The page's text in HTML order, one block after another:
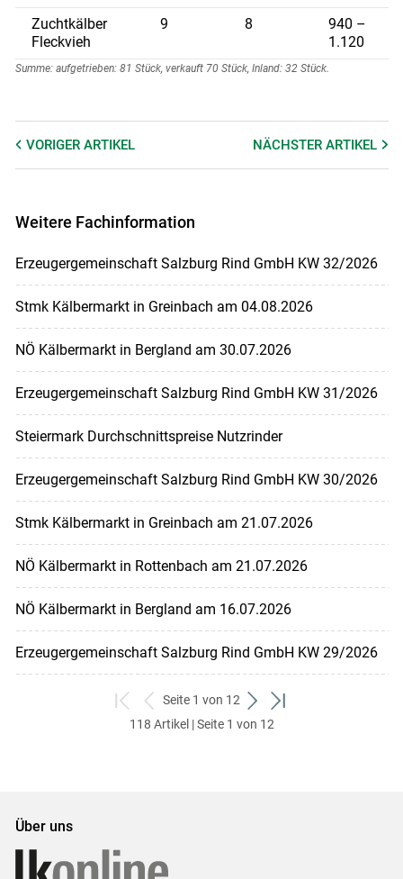
Zuchtkälber
Fleckvieh
9 8
940 –
1.120
Summe: aufgetrieben: 81 Stück, verkauft 70 Stück, Inland: 32 Stück.
VORIGER ARTIKEL NÄCHSTERARTIKEL
Weitere Fachinformation
Erzeugergemeinschaft Salzburg Rind GmbH KW 32/2026
Stmk Kälbermarkt in Greinbach am 04.08.2026
NÖ Kälbermarkt in Bergland am 30.07.2026
Erzeugergemeinschaft Salzburg Rind GmbH KW 31/2026
Steiermark Durchschnittspreise Nutzrinder
Erzeugergemeinschaft Salzburg Rind GmbH KW 30/2026
Stmk Kälbermarkt in Greinbach am 21.07.2026
NÖ Kälbermarkt in Rottenbach am 21.07.2026
NÖ Kälbermarkt in Bergland am 16.07.2026
Erzeugergemeinschaft Salzburg Rind GmbH KW 29/2026
zum
ersten
zurück
zum
Seite 1 von 12
weiter
zum
zum
118 Artikel | Seite 1 von 12
Über uns